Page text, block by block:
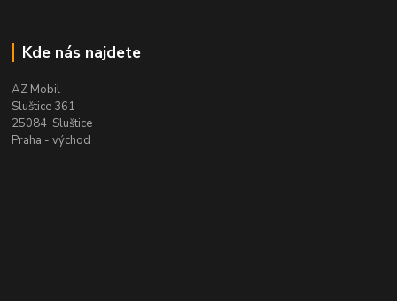
Kde nás najdete
AZ Mobil
Sluštice 361
25084 Sluštice
Praha - východ